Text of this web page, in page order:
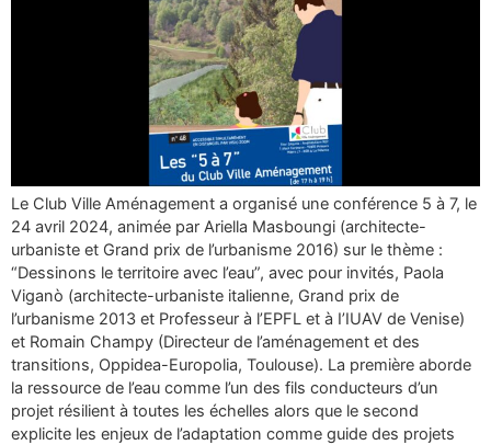
Le Club Ville Aménagement a organisé une conférence 5 à 7, le
24 avril 2024, animée par Ariella Masboungi (architecte-
urbaniste et Grand prix de l’urbanisme 2016) sur le thème :
“Dessinons le territoire avec l’eau”, avec pour invités, Paola
Viganò (architecte-urbaniste italienne, Grand prix de
l’urbanisme 2013 et Professeur à l’EPFL et à I’IUAV de Venise)
et Romain Champy (Directeur de l’aménagement et des
transitions, Oppidea-Europolia, Toulouse). La première aborde
la ressource de l’eau comme l’un des fils conducteurs d’un
projet résilient à toutes les échelles alors que le second
explicite les enjeux de l’adaptation comme guide des projets